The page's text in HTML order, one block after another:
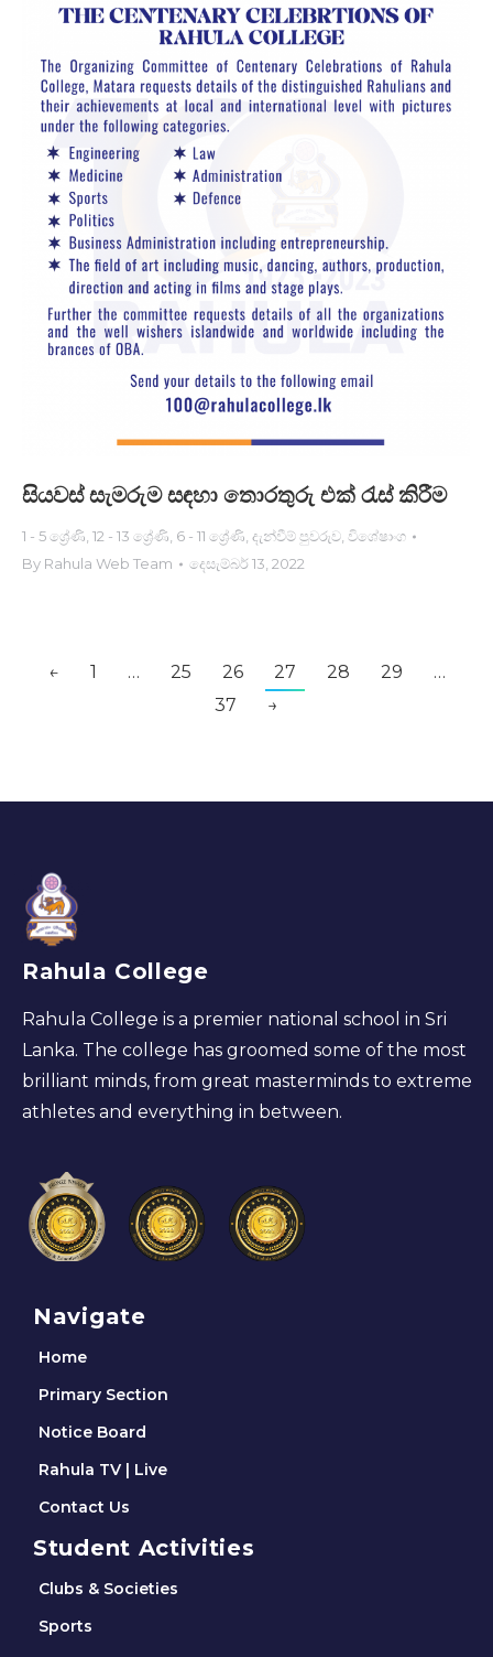
සියවස් සැමරුම සඳහා තොරතුරු එක් රැස් කිරී​ම
1 - 5 ශ්‍රේණි, 12 - 13 ශ්‍රේණි, 6 - 11 ශ්‍රේණි, දැන්වීම් පුවරුව, විශේෂාංග
By Rahula Web Team දෙසැම්බර් 13, 2022
← 1 … 25 26 27 28 29
…
37
→
Rahula College
Rahula College is a premier national school in Sri
Lanka. The college has groomed some of the most
brilliant minds, from great masterminds to extreme
athletes and everything in between.
Navigate
Home
Primary Section
Notice Board
Rahula TV | Live
Contact Us
Student Activities
Clubs & Societies
Sports